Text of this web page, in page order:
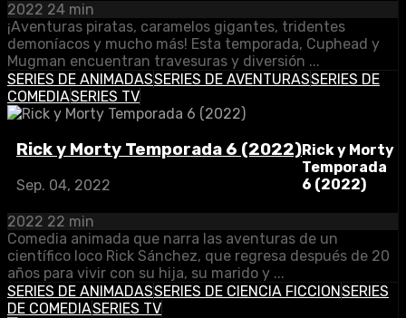
2022 24 min
¡Aventuras piratas, caramelos gigantes, tridentes
demoníacos y mucho más! Esta temporada, Cuphead y
Mugman encuentran travesuras y diversión ...
SERIES DE ANIMADASSERIES DE AVENTURASSERIES DE
COMEDIASERIES TV
Rick y Morty Temporada 6 (2022)
Sep. 04, 2022
Rick y Morty
Temporada
6 (2022)
2022 22 min
Comedia animada que narra las aventuras de un
científico loco Rick Sánchez, que regresa después de 20
años para vivir con su hija, su marido y ...
SERIES DE ANIMADASSERIES DE CIENCIA FICCIONSERIES
DE COMEDIASERIES TV